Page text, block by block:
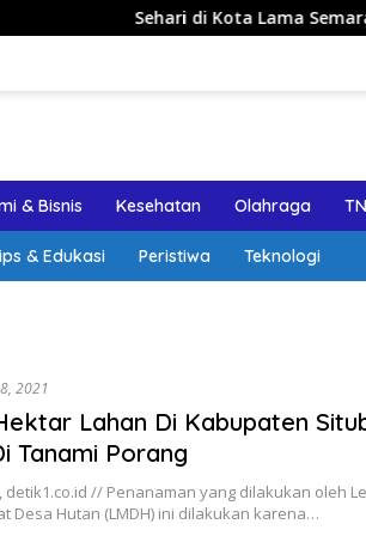
Sehari di Kota Lama Semarang:
& Bisnis Kesehatan Olahraga
& Edukasi Peristiwa Teknologi
2021
Lahan Di Kabupaten
Tanami Porang
detik1.co.id // Penanaman yang dilakukan oleh
Desa Hutan (LMDH) ini dilakukan karena…